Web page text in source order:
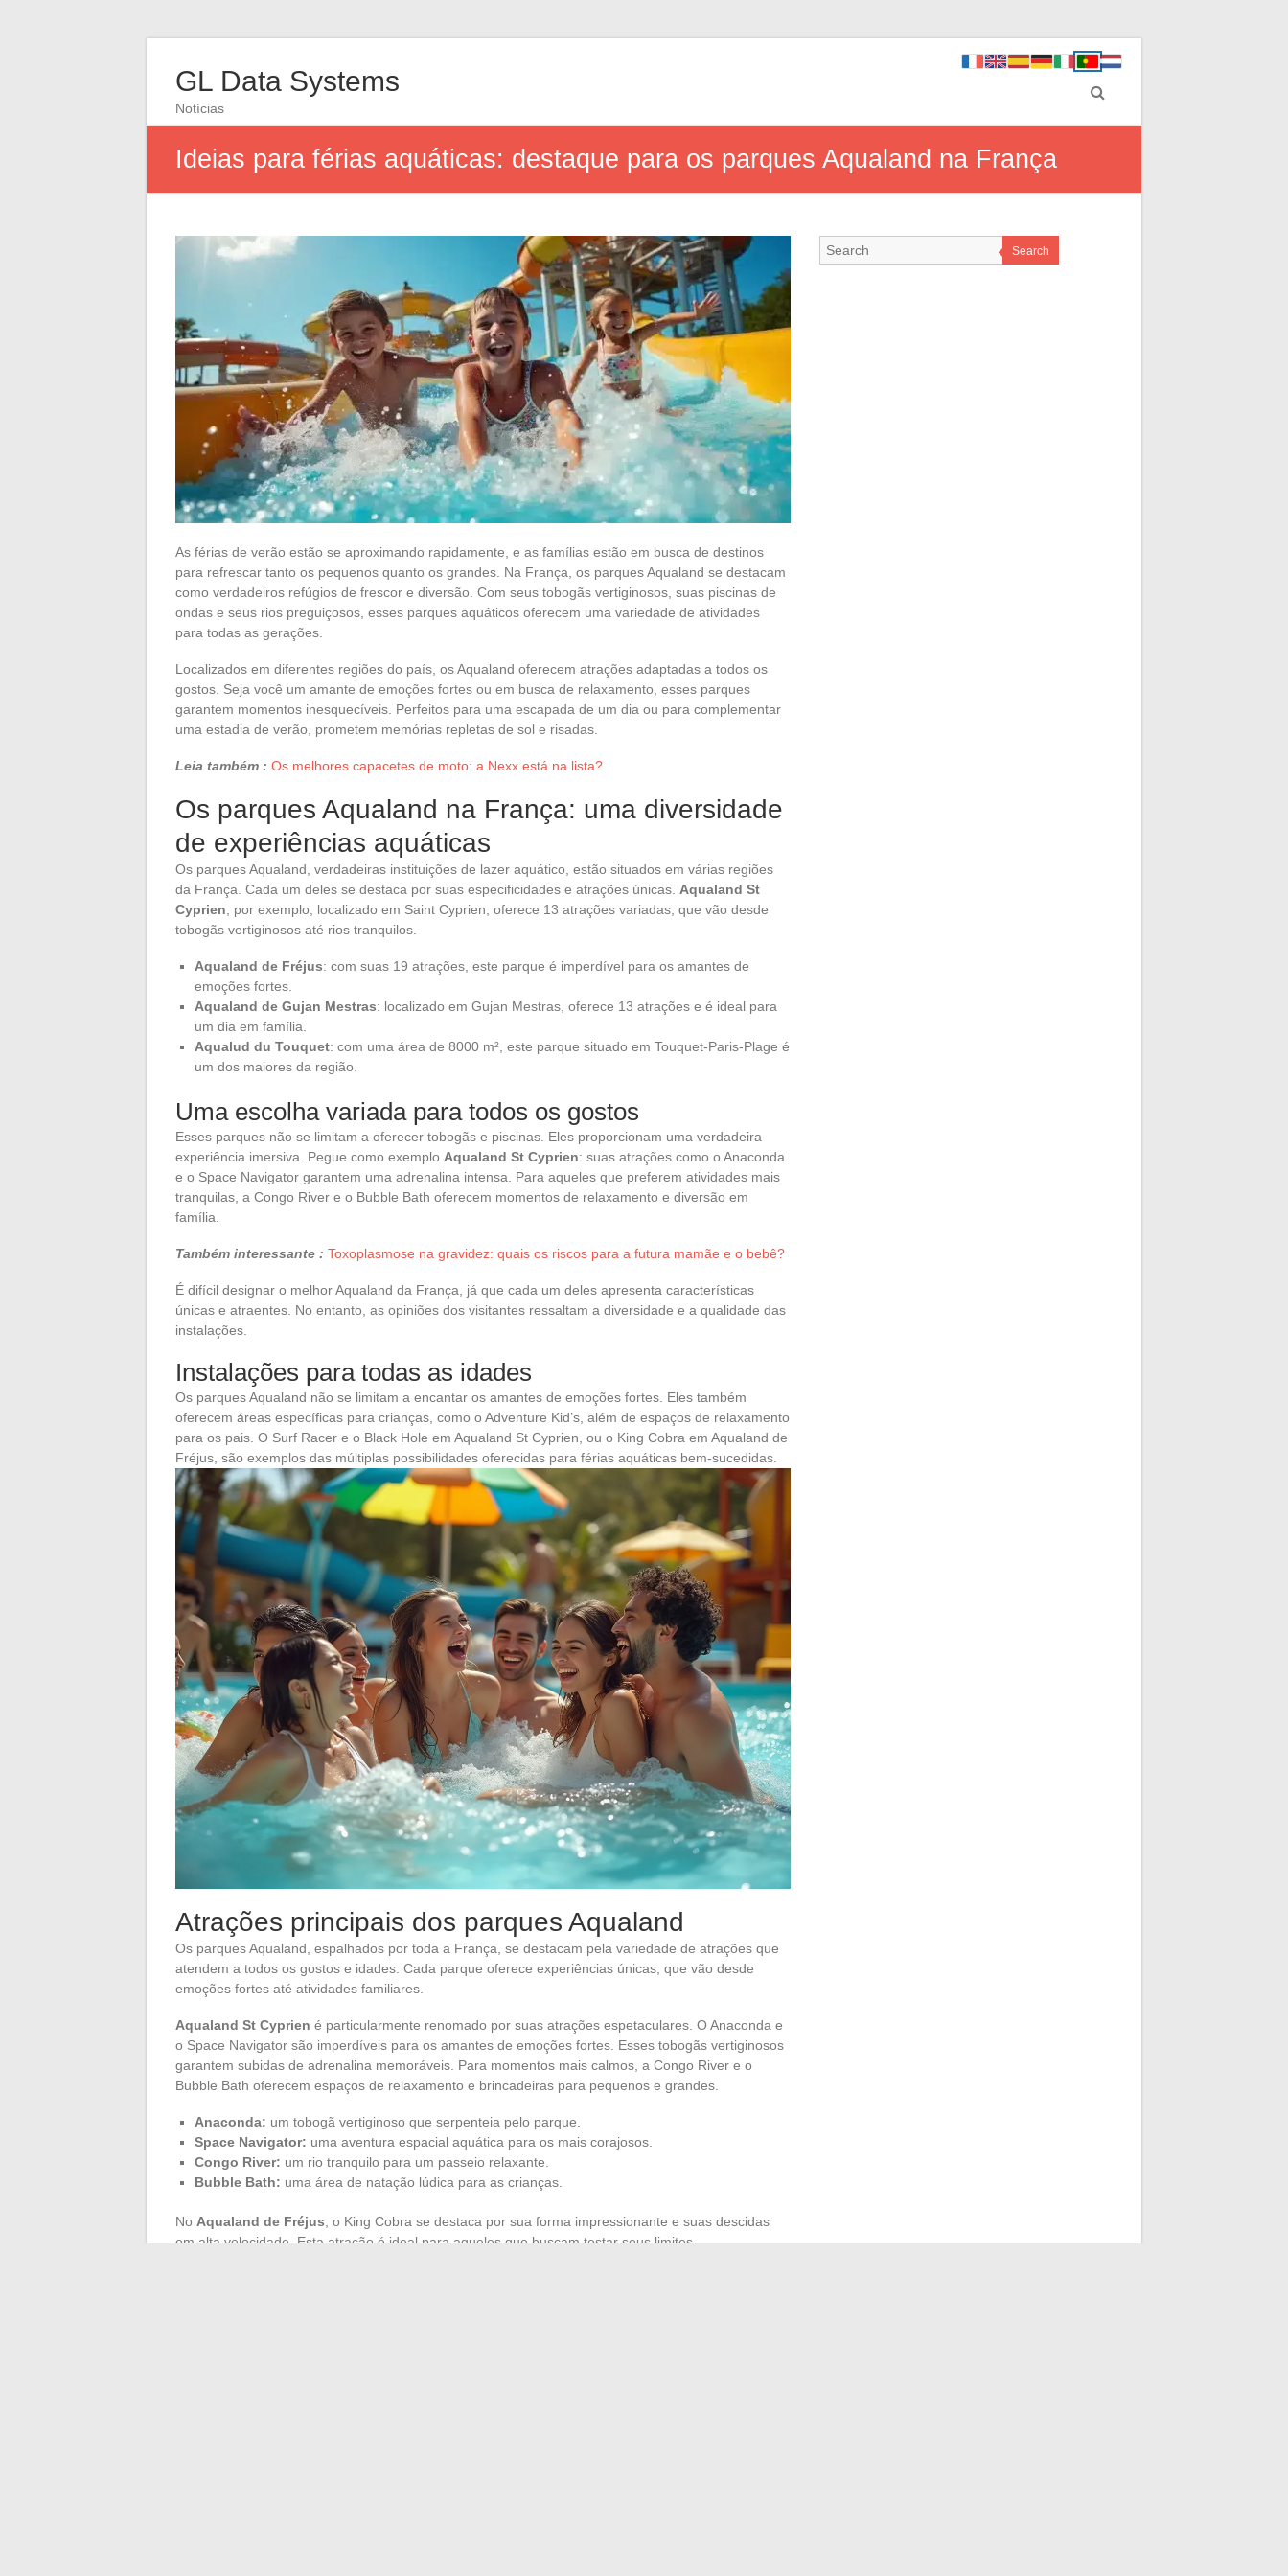
GL Data Systems
Notícias
Ideias para férias aquáticas: destaque para os parques Aqualand na França
As férias de verão estão se aproximando rapidamente, e as famílias estão em busca de destinos
para refrescar tanto os pequenos quanto os grandes. Na França, os parques Aqualand se destacam
como verdadeiros refúgios de frescor e diversão. Com seus tobogãs vertiginosos, suas piscinas de
ondas e seus rios preguiçosos, esses parques aquáticos oferecem uma variedade de atividades
para todas as gerações.
Localizados em diferentes regiões do país, os Aqualand oferecem atrações adaptadas a todos os
gostos. Seja você um amante de emoções fortes ou em busca de relaxamento, esses parques
garantem momentos inesquecíveis. Perfeitos para uma escapada de um dia ou para complementar
uma estadia de verão, prometem memórias repletas de sol e risadas.
Leia também : Os melhores capacetes de moto: a Nexx está na lista?
Os parques Aqualand na França: uma diversidade
de experiências aquáticas
Os parques Aqualand, verdadeiras instituições de lazer aquático, estão situados em várias regiões
da França. Cada um deles se destaca por suas especificidades e atrações únicas. Aqualand St
Cyprien , por exemplo, localizado em Saint Cyprien, oferece 13 atrações variadas, que vão desde
tobogãs vertiginosos até rios tranquilos.
Aqualand de Fréjus: com suas 19 atrações, este parque é imperdível para os amantes de
emoções fortes.
Aqualand de Gujan Mestras: localizado em Gujan Mestras, oferece 13 atrações e é ideal para
um dia em família.
Aqualud du Touquet: com uma área de 8000 m², este parque situado em Touquet-Paris-Plage é
um dos maiores da região.
Uma escolha variada para todos os gostos
Esses parques não se limitam a oferecer tobogãs e piscinas. Eles proporcionam uma verdadeira
experiência imersiva. Pegue como exemplo Aqualand St Cyprien: suas atrações como o Anaconda
e o Space Navigator garantem uma adrenalina intensa. Para aqueles que preferem atividades mais
tranquilas, a Congo River e o Bubble Bath oferecem momentos de relaxamento e diversão em
família.
Também interessante : Toxoplasmose na gravidez: quais os riscos para a futura mamãe e o bebê?
É difícil designar o melhor Aqualand da França, já que cada um deles apresenta características
únicas e atraentes. No entanto, as opiniões dos visitantes ressaltam a diversidade e a qualidade das
instalações.
Instalações para todas as idades
Os parques Aqualand não se limitam a encantar os amantes de emoções fortes. Eles também
oferecem áreas específicas para crianças, como o Adventure Kid’s, além de espaços de relaxamento
para os pais. O Surf Racer e o Black Hole em Aqualand St Cyprien, ou o King Cobra em Aqualand de
Fréjus, são exemplos das múltiplas possibilidades oferecidas para férias aquáticas bem-sucedidas.
Atrações principais dos parques Aqualand
Os parques Aqualand, espalhados por toda a França, se destacam pela variedade de atrações que
atendem a todos os gostos e idades. Cada parque oferece experiências únicas, que vão desde
emoções fortes até atividades familiares.
Aqualand St Cyprien é particularmente renomado por suas atrações espetaculares. O Anaconda e
o Space Navigator são imperdíveis para os amantes de emoções fortes. Esses tobogãs vertiginosos
garantem subidas de adrenalina memoráveis. Para momentos mais calmos, a Congo River e o
Bubble Bath oferecem espaços de relaxamento e brincadeiras para pequenos e grandes.
Anaconda: um tobogã vertiginoso que serpenteia pelo parque.
Space Navigator: uma aventura espacial aquática para os mais corajosos.
Congo River: um rio tranquilo para um passeio relaxante.
Bubble Bath: uma área de natação lúdica para as crianças.
No Aqualand de Fréjus , o King Cobra se destaca por sua forma impressionante e suas descidas
em alta velocidade. Esta atração é ideal para aqueles que buscam testar seus limites.
Search